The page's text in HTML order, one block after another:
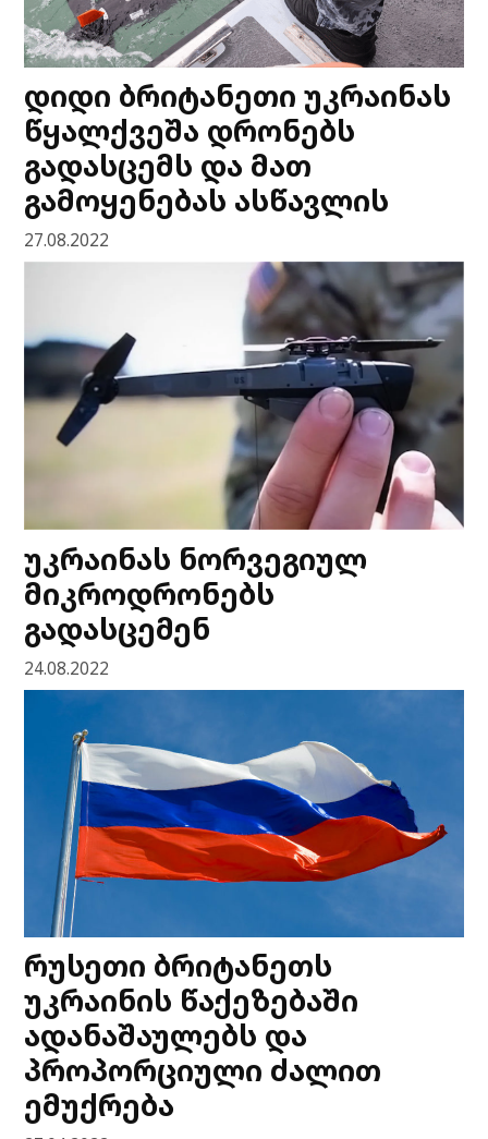
დიდი ბრიტანეთი უკრაინას
წყალქვეშა დრონებს
გადასცემს და მათ
გამოყენებას ასწავლის
27.08.2022
უკრაინას ნორვეგიულ
მიკროდრონებს
გადასცემენ
24.08.2022
რუსეთი ბრიტანეთს
უკრაინის წაქეზებაში
ადანაშაულებს და
პროპორციული ძალით
ემუქრება